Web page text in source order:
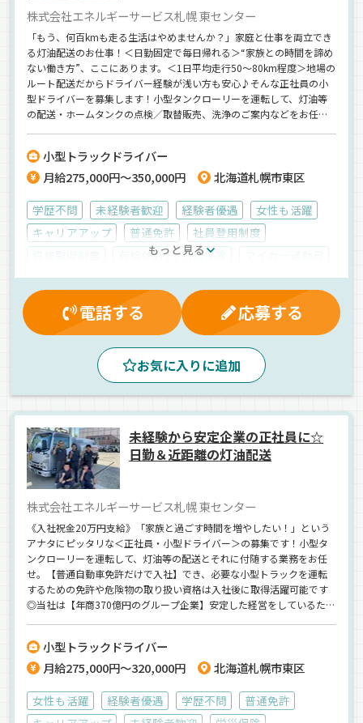
株式会社エネルギーサービス札幌 東センター
「もう、何百kmも走る生活はやめませんか？」家庭と仕事を両立でき
る灯油配送のお仕事！＜日勤固定で毎日帰れる＞“家族との時間を諦め
ない働き方”、ここにあります。＜1日平均走行50～80km程度＞地場の
ルート配送だからドライバー経験が浅い方も安心♪そんな正社員の小
型ドライバーを募集します！小型タンクローリーを運転して、灯油等
の配送・ホームタンクの点検／取替販売、洗浄のご案内などをお任
当社は【年商370億円のグループ企業】安定した経営をしているため、
転職後の不安は一切ナシで働けます◎普段の勤務時間も日勤帯のた
充実◎今なら入社祝い金・引っ越し費用も支給しているので、転職を
考えているなら、ぜひ一度お話してみましょう^^
小型トラックドライバー
月給275,000円～350,000円
北海道札幌市東区
学歴不問 未経験者歓迎 経験者優遇
女性も活躍
キャリアアップ
普通免許
社員登用制度
有給休暇 労災保険
無事故手当
引っ越手当 雇用保険
残業手当
健康保険
大型連休 入社祝金
制服・作業着貸与
交通費支給
厚生年金 家族手当 賞与 朝
拠点多数 地場 危険物
タンクローリー
もっと見る
電話する 応募する
お気に入りに追加
未経験から安定企業の正社員に☆
日勤＆近距離の灯油配送
株式会社エネルギーサービス札幌 東センター
《入社祝金20万円支給》「家族と過ごす時間を増やしたい！」という
アナタにピッタリな＜正社員・小型ドライバー＞の募集です！小型タ
ンクローリーを運転して、灯油等の配送とそれに付随する業務をお任
せ。【普通自動車免許だけで入社】でき、必要な小型トラックを運転
するための免許や危険物の取り扱い資格は入社後に取得活躍可能です
◎当社は【年商370億円のグループ企業】安定した経営をしているた
す。その上、年間休日110日と私生活も充実！今なら入社祝い金・引っ
越し費用も支給しているので、転職を考えているなら、ぜひ一度お話
小型トラックドライバー
月給275,000円～320,000円
北海道札幌市東区
女性も活躍 経験者優遇 学歴不問
普通免許